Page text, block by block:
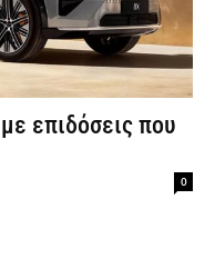
επιδόσεις που
0